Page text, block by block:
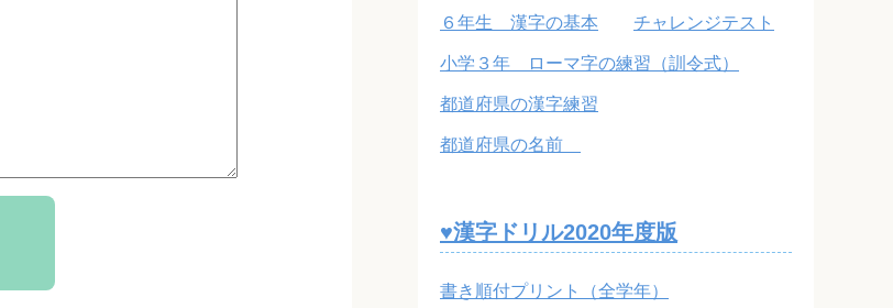
６年生 漢字の基本 チャレンジテスト
小学３年 ローマ字の練習（訓令式）
都道府県の漢字練習
都道府県の名前
♥漢字ドリル2020年度版
書き順付プリント（全学年）